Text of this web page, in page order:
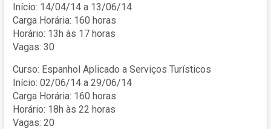
Início: 14/04/14 a 13/06/14
Carga Horária: 160 horas
Horário: 13h às 17 horas
Vagas: 30
Curso: Espanhol Aplicado a Serviços Turísticos
Início: 02/06/14 a 29/06/14
Carga Horária: 160 horas
Horário: 18h às 22 horas
Vagas: 20